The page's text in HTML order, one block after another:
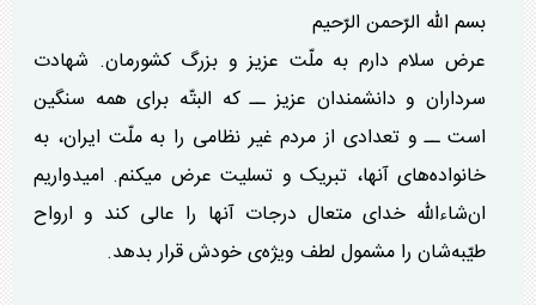
بسم الله الرّحمن الرّحیم
عرض سلام دارم به ملّت عزیز و بزرگ کشورمان. شهادت
سرداران و دانشمندان عزیز ــ که البتّه برای همه سنگین
است ــ و تعدادی از مردم غیر نظامی را به ملّت ایران، به
خانواده‌های آنها، تبریک و تسلیت عرض میکنم. امیدواریم
ان‌شاءالله خدای متعال درجات آنها را عالی کند و ارواح
طیّبه‌شان را مشمول لطف ویژه‌ی خودش قرار بدهد.